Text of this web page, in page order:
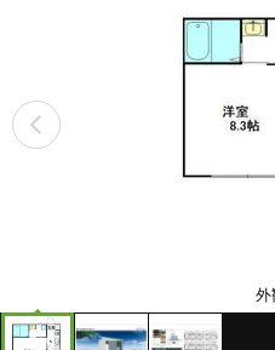
外